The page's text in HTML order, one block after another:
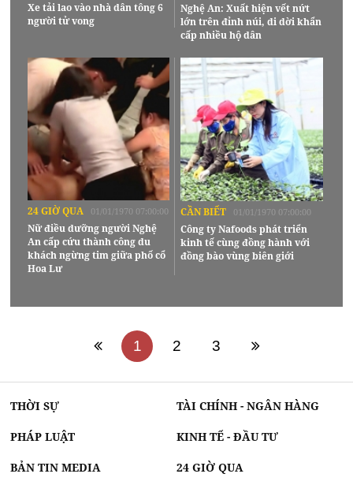
Xe tải lao vào nhà dân tông 6
người tử vong
Nghệ An: Xuất hiện vết nứt
lớn trên đỉnh núi, di dời khẩn
cấp nhiều hộ dân
24 GIỜ QUA 01/01/1970 07:00:00
Nữ điều dưỡng người Nghệ
An cấp cứu thành công du
khách ngừng tim giữa phố cổ
Hoa Lư
CẦN BIẾT 01/01/1970 07:00:00
Công ty Nafoods phát triển
kinh tế cùng đồng hành với
đồng bào vùng biên giới
1 2 3
THỜI SỰ TÀI CHÍNH - NGÂN HÀNG
PHÁP LUẬT KINH TẾ - ĐẦU TƯ
BẢN TIN MEDIA 24 GIỜ QUA